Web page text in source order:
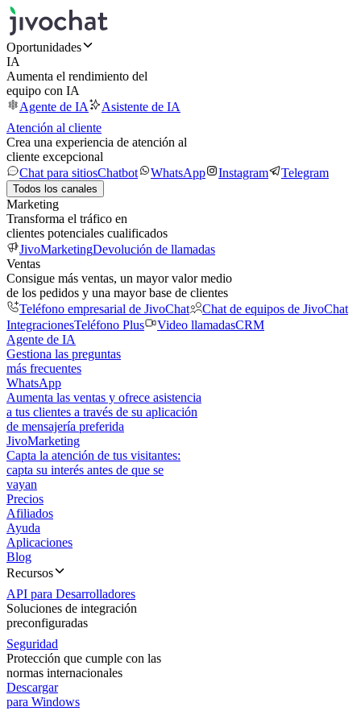
Oportunidades
IA
Aumenta el rendimiento del
equipo con IA
Agente de IA
Asistente de IA
Atención al cliente
Crea una experiencia de atención al
cliente excepcional
Chat para sitiosChatbot WhatsApp Instagram Telegram
Todos los canales
Marketing
Transforma el tráfico en
clientes potenciales cualificados
JivoMarketingDevolución de llamadas
Ventas
Consigue más ventas, un mayor valor medio
de los pedidos y una mayor base de clientes
Teléfono empresarial de JivoChat
Chat de equipos de JivoChat
IntegracionesTeléfono Plus Video llamadasCRM
Agente de IA
Gestiona las preguntas
más frecuentes
WhatsApp
Aumenta las ventas y ofrece asistencia
a tus clientes a través de su aplicación
de mensajería preferida
JivoMarketing
Capta la atención de tus visitantes:
capta su interés antes de que se
vayan
Precios
Afiliados
Ayuda
Aplicaciones
Blog
Recursos
API para Desarrolladores
Soluciones de integración
preconfiguradas
Seguridad
Protección que cumple con las
normas internacionales
Descargar
para Windows